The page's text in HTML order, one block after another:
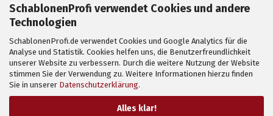
SchablonenProfi verwendet Cookies und andere
Technologien
SchablonenProfi.de verwendet Cookies und Google Analytics für die
Analyse und Statistik. Cookies helfen uns, die Benutzerfreundlichkeit
unserer Website zu verbessern. Durch die weitere Nutzung der Website
stimmen Sie der Verwendung zu. Weitere Informationen hierzu finden
Sie in unserer Datenschutzerklärung.
Alles klar!
✪Hersteller-hier mehr Infos
Mit ✪ gekennzeichnete Bilder sind KI-generierte
Anwendungsbeispiele zur Visualisierung der Motive.
© SchablonenProfi.de2026